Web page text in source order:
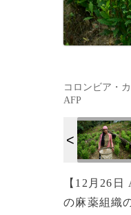
コロンビア・
AFP
【12月26
の麻薬組織